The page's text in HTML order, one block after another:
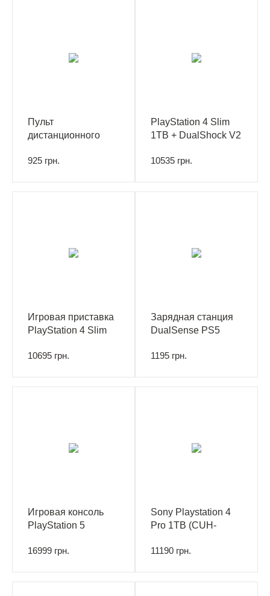
Пульт
дистанционного
Remote PS5
925 грн.
PlayStation 4 Slim
1TB + DualShock V2
10535 грн.
Игровая приставка
PlayStation 4 Slim
Horizon Zero Dawn +
10695 грн.
Зарядная станция
DualSense PS5
1195 грн.
Игровая консоль
PlayStation 5
16999 грн.
Sony Playstation 4
Pro 1TB (CUH-
11190 грн.